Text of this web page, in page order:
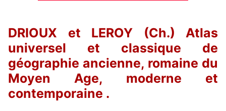
DRIOUX et LEROY (Ch.) Atlas
universel et classique de
géographie ancienne, romaine du
Moyen Age, moderne et
contemporaine .